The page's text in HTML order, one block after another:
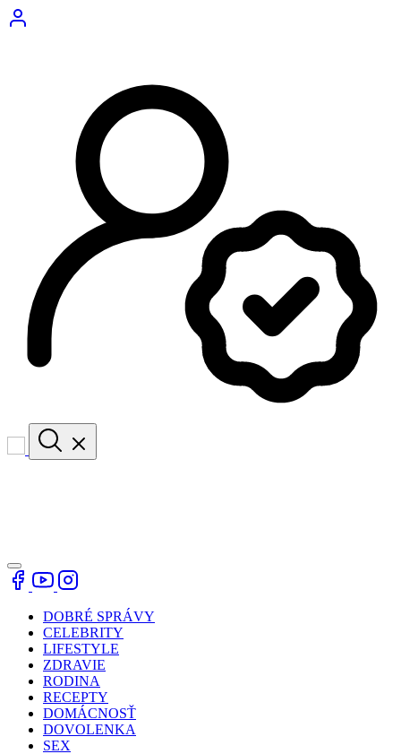
DOBRÉ SPRÁVY
CELEBRITY
LIFESTYLE
ZDRAVIE
RODINA
RECEPTY
DOMÁCNOSŤ
DOVOLENKA
SEX